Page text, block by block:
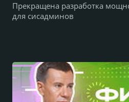
Прекращена разработка
для сисадминов